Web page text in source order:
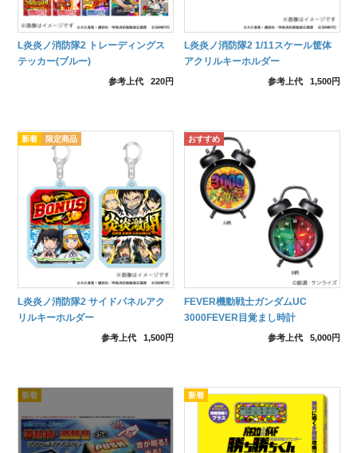
L炎炎ノ消防隊2 トレーディングス
テッカー(ブルー)
参考上代 220円
L炎炎ノ消防隊2 1/11スケール筐体
アクリルキーホルダー
参考上代 1,500円
L炎炎ノ消防隊2 サイドパネルアク
リルキーホルダー
参考上代 1,500円
FEVER機動戦士ガンダムUC
3000FEVER目覚まし時計
参考上代 5,000円